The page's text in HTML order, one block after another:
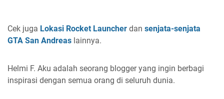
Cek juga Lokasi Rocket Launcher dan senjata-senjata
GTA San Andreas lainnya.
Helmi F. Aku adalah seorang blogger yang ingin berbagi
inspirasi dengan semua orang di seluruh dunia.